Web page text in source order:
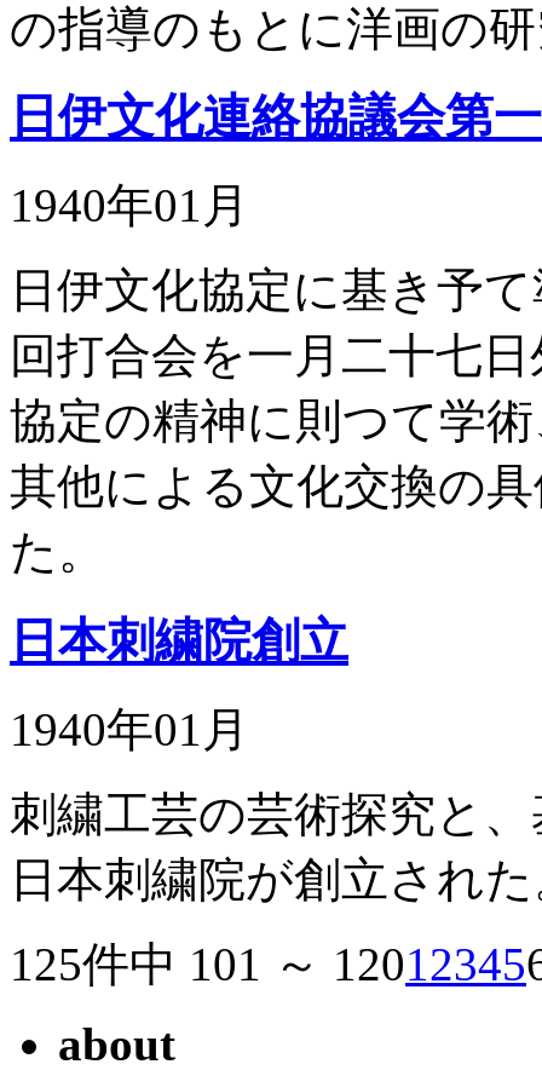
の指導のもとに洋画の
日伊文化連絡協議会第
1940年01月
日伊文化協定に基き予
回打合会を一月二十七
協定の精神に則つて学
其他による文化交換の
た。
日本刺繍院創立
1940年01月
刺繍工芸の芸術探究と
日本刺繍院が創立され
125件中 101 ～ 12012345
about